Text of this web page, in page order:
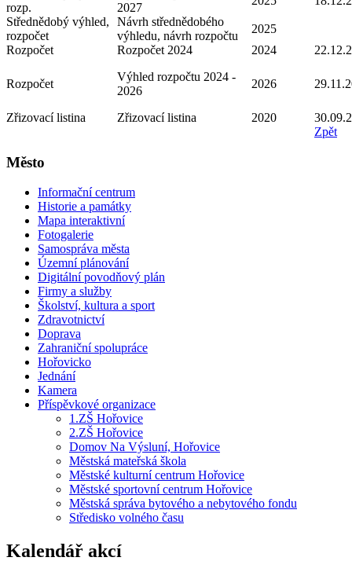
rozp.
2027
Střednědobý výhled,
rozpočet
Návrh střednědobého
výhledu, návrh rozpočtu
2025
Rozpočet
Rozpočet 2024 2024
Rozpočet
Výhled rozpočtu 2024 -
2026
2026
Zřizovací listina Zřizovací listina 2020
Zpět
Město
Informační centrum
Historie a památky
Mapa interaktivní
Fotogalerie
Samospráva města
Územní plánování
Digitální povodňový plán
Firmy a služby
Školství, kultura a sport
Zdravotnictví
Doprava
Zahraniční spolupráce
Hořovicko
Jednání
Kamera
Příspěvkové organizace
1.ZŠ Hořovice
2.ZŠ Hořovice
Domov Na Výsluní, Hořovice
Městská mateřská škola
Městské kulturní centrum Hořovice
Městské sportovní centrum Hořovice
Městská správa bytového a nebytového fondu
Středisko volného času
Kalendář akcí